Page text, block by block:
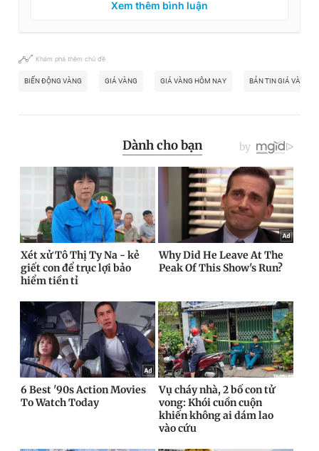
Xem thêm bình luận
Khám phá thêm chủ đề
BIẾN ĐỘNG VÀNG GIÁ VÀNG GIÁ VÀNG HÔM NAY BẢN TIN GIÁ VÀNG